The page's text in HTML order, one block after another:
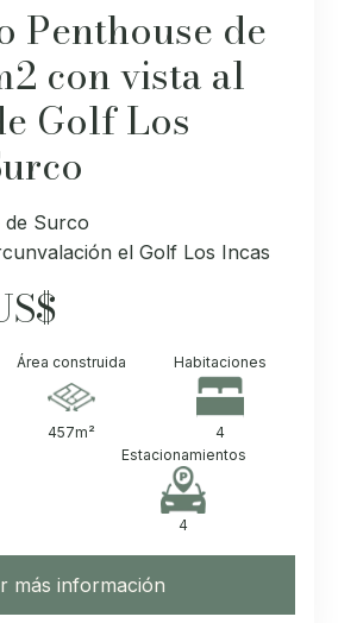
Penthouse de
con vista al
Golf Los
de Surco
el Golf Los Incas
Área construida
457m²
Habitaciones
4
Estacionamientos
4
más información